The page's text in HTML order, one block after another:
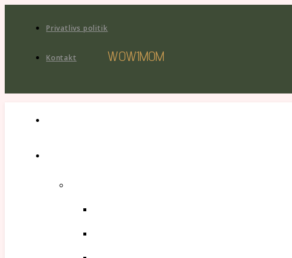
Privatlivs politik
Kontakt WOW1MOM